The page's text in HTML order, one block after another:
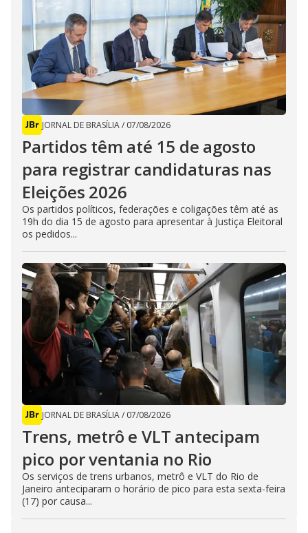
JORNAL DE BRASÍLIA/ 07/08/2026
Partidos têm até 15 de agosto
para registrar candidaturas nas
Eleições 2026
Os partidos políticos, federações e coligações têm até as
19h do dia 15 de agosto para apresentar à Justiça Eleitoral
os pedidos...
JORNAL DE BRASÍLIA/ 07/08/2026
Trens, metrô e VLT antecipam
pico por ventania no Rio
Os serviços de trens urbanos, metrô e VLT do Rio de
Janeiro anteciparam o horário de pico para esta sexta-feira
(17) por causa...